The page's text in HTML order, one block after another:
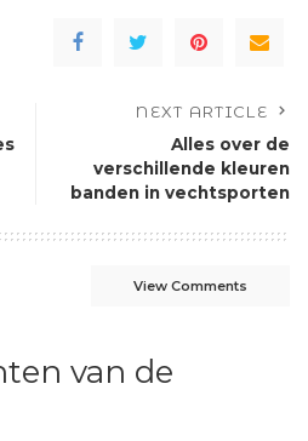
NEXT ARTICLE
Alles over de
verschillende kleuren
banden in vechtsporten
View Comments
van de